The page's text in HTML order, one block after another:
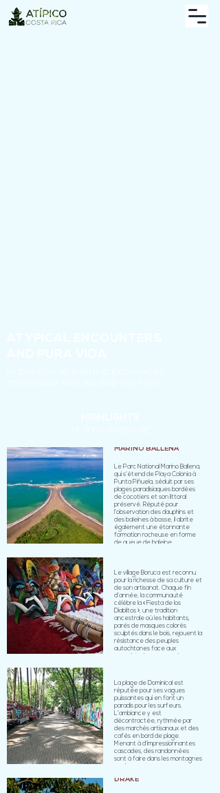
MARINO BALLENA
Le Parc National Marino Ballena,
qui s’étend de Playa Colonia à
Punta Piñuela, séduit par ses
plages paradisiaques bordées
de cocotiers et son littoral
préservé. Réputé pour
l’observation des dauphins et
des baleines à bosse, il abrite
également une étonnante
formation rocheuse en forme
de queue de baleine.
Le village Boruca est reconnu
pour la richesse de sa culture et
de son artisanat. Chaque fin
d’année, la communauté
célèbre la « Fiesta de los
Diablitos », une tradition
ancestrale où les habitants,
parés de masques colorés
sculptés dans le bois, rejouent la
résistance des peuples
autochtones face aux
La plage de Dominical est
réputée pour ses vagues
puissantes qui en font un
paradis pour les surfeurs.
L’ambiance y est
décontractée, rythmée par
des marchés artisanaux et des
cafés en bord de plage.
Menant à d’impressionnantes
cascades, des randonnées
sont à faire dans les montagnes
DRAKE